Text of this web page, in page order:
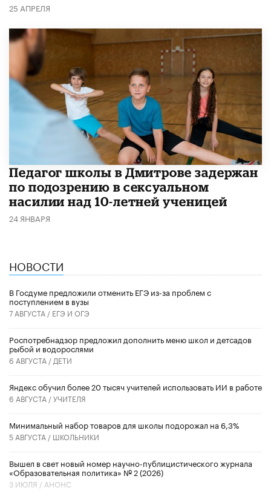
25 АПРЕЛЯ
Педагог школы в Дмитрове задержан
по подозрению в сексуальном
насилии над 10-летней ученицей
24 ЯНВАРЯ
НОВОСТИ
В Госдуме предложили отменить ЕГЭ из-за проблем с
поступлением в вузы
7 АВГУСТА / ЕГЭ И ОГЭ
Роспотребнадзор предложил дополнить меню школ и детсадов
рыбой и водорослями
6 АВГУСТА / ДЕТИ
​Яндекс обучил более 20 тысяч учителей использовать ИИ в работе
6 АВГУСТА /УЧИТЕЛЯ
Минимальный набор товаров для школы подорожал на 6,3%
5 АВГУСТА / ШКОЛЬНИКИ
Вышел в свет новый номер научно-публицистического журнала
«Образовательная политика» № 2 (2026)
3 ИЮЛЯ / АНОНС